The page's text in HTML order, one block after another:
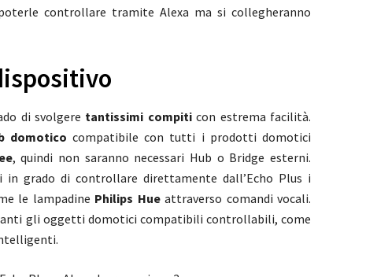
controllare tramite Alexa ma si collegheranno
di svolgere tantissimi compiticon estrema facilità.
domotico compatibile con tutti i prodotti domotici
, quindi non saranno necessari Hub o Bridge esterni.
in grado di controllare direttamente dall’Echo Plus i
le lampadine Philips Hueattraverso comandi vocali.
gli oggetti domotici compatibili controllabili, come